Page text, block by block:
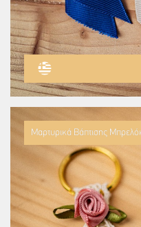
Μαρτυρικά Βάπτισης